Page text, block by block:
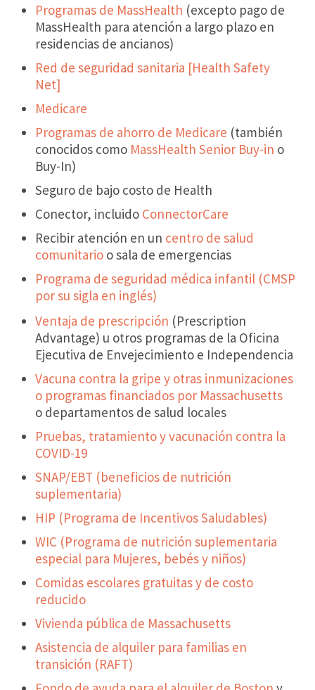
Programas de MassHealth (excepto pago de
MassHealth para atención a largo plazo en
residencias de ancianos)
Red de seguridad sanitaria [Health Safety
Net]
Medicare
Programas de ahorro de Medicare (también
conocidos como MassHealth Senior Buy-in o
Buy-In)
Seguro de bajo costo de Health
Conector, incluido ConnectorCare
Recibir atención en un centro de salud
comunitario o sala de emergencias
Programa de seguridad médica infantil (CMSP
por su sigla en inglés)
Ventaja de prescripción (Prescription
Advantage) u otros programas de la Oficina
Ejecutiva de Envejecimiento e Independencia
Vacuna contra la gripe y otras inmunizaciones
o programas financiados por Massachusetts
o departamentos de salud locales
Pruebas, tratamiento y vacunación contra la
COVID-19
SNAP/EBT (beneficios de nutrición
suplementaria)
HIP (Programa de Incentivos Saludables)
WIC (Programa de nutrición suplementaria
especial para Mujeres, bebés y niños)
Comidas escolares gratuitas y de costo
reducido
Vivienda pública de Massachusetts
Asistencia de alquiler para familias en
transición (RAFT)